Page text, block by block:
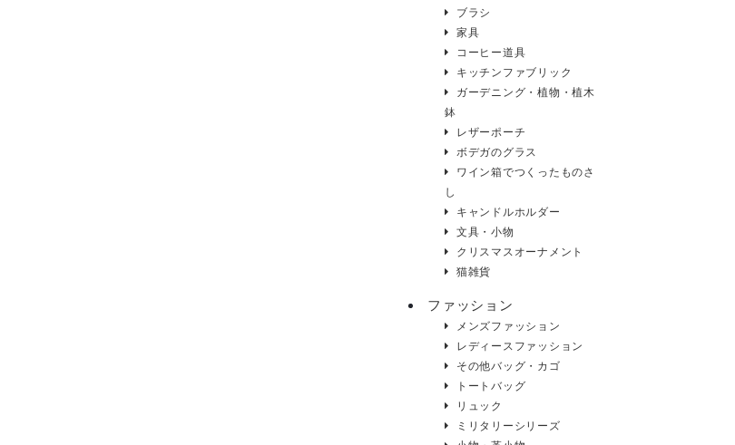
ブラシ
家具
コーヒー道具
キッチンファブリック
ガーデニング・植物・植木
鉢
レザーポーチ
ボデガのグラス
ワイン箱でつくったものさ
し
キャンドルホルダー
文具・小物
クリスマスオーナメント
猫雑貨
ファッション
メンズファッション
レディースファッション
その他バッグ・カゴ
トートバッグ
リュック
ミリタリーシリーズ